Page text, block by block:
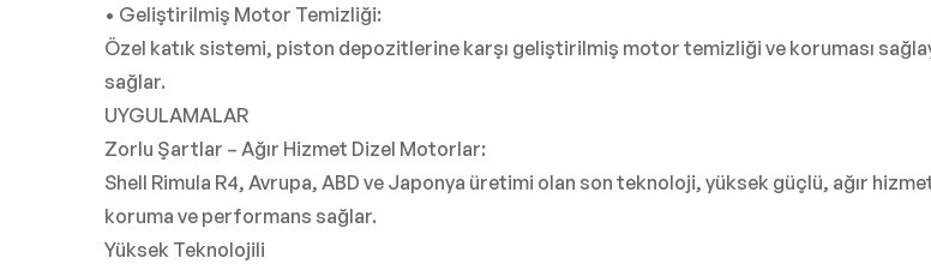
• Geliştirilmiş Motor Temizliği:
Özel katık sistemi, piston depozitlerine karşı geliştirilmiş motor temizliği ve koruması
sağlar.
UYGULAMALAR
Zorlu Şartlar – Ağır Hizmet Dizel Motorlar:
Shell Rimula R4, Avrupa, ABD ve Japonya üretimi olan son teknoloji, yüksek güçlü, ağır
koruma ve performans sağlar.
Yüksek Teknolojili